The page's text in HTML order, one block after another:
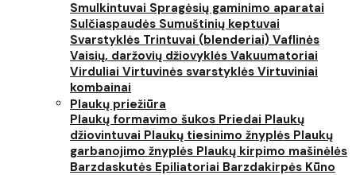
Smulkintuvai Spragėsių gaminimo aparatai
Sulčiaspaudės Sumuštinių keptuvai
Svarstyklės Trintuvai (blenderiai) Vaflinės
Vaisių, daržovių džiovyklės Vakuumatoriai
Virduliai Virtuvinės svarstyklės Virtuviniai
kombainai
Plaukų priežiūra
Plaukų formavimo šukos Priedai Plaukų
džiovintuvai Plaukų tiesinimo žnyplės Plaukų
garbanojimo žnyplės Plaukų kirpimo mašinėlės
Barzdaskutės Epiliatoriai Barzdakirpės Kūno